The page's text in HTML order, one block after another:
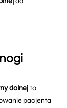
dolnejto
pacjenta